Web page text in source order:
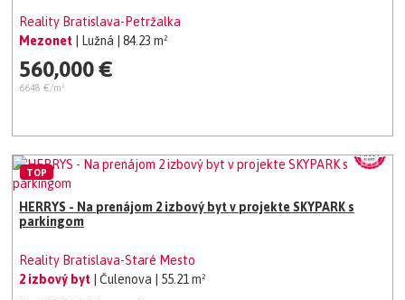
Reality Bratislava-Petržalka
Mezonet
| Lužná | 84.23 m²
560,000 €
6648 €/m²
HERRYS - Na prenájom 2 izbový byt v projekte SKYPARK s
parkingom
Reality Bratislava-Staré Mesto
2 izbový byt | Čulenova | 55.21 m²
TOP